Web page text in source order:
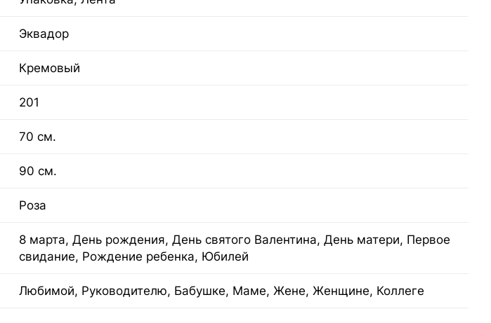
Эквадор
Кремовый
201
70 см.
90 см.
Роза
8 марта, День рождения, День святого Валентина, День матери, Первое
свидание, Рождение ребенка, Юбилей
Любимой, Руководителю, Бабушке, Маме, Жене, Женщине, Коллеге